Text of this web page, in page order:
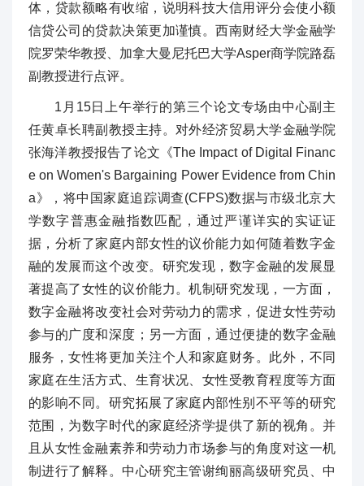
体，贷款额略有收缩，说明科技大信用评分会使小额
信贷公司的贷款决策更加谨慎。西南财经大学金融学
院罗荣华教授、加拿大曼尼托巴大学Asper商学院路磊
副教授进行点评。
1月15日上午举行的第三个论文专场由中心副主
任黄卓长聘副教授主持。对外经济贸易大学金融学院
张海洋教授报告了论文《The Impact of Digital Financ
e on Women's Bargaining Power Evidence from Chin
a》，将中国家庭追踪调查(CFPS)数据与市级北京大
学数字普惠金融指数匹配，通过严谨详实的实证证
据，分析了家庭内部女性的议价能力如何随着数字金
融的发展而这个改变。研究发现，数字金融的发展显
著提高了女性的议价能力。机制研究发现，一方面，
数字金融将改变社会对劳动力的需求，促进女性劳动
参与的广度和深度；另一方面，通过便捷的数字金融
服务，女性将更加关注个人和家庭财务。此外，不同
家庭在生活方式、生育状况、女性受教育程度等方面
的影响不同。研究拓展了家庭内部性别不平等的研究
范围，为数字时代的家庭经济学提供了新的视角。并
且从女性金融素养和劳动力市场参与的角度对这一机
制进行了解释。中心研究主管谢绚丽高级研究员、中